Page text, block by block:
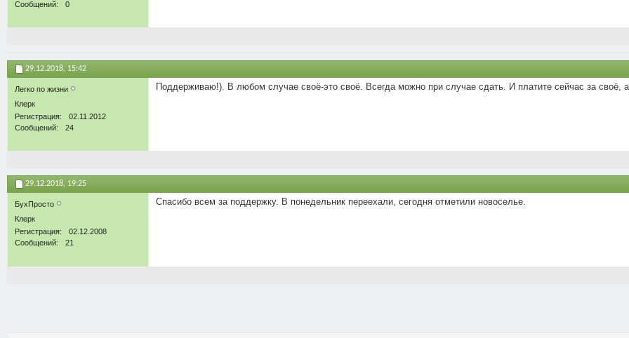
Сообщений
0
29.12.2018, 15:42
Легко по жизни
Клерк
Регистрация
02.11.2012
Сообщений
24
Поддерживаю!). В любом случае своё-это своё. Всегда можно при случае сдать. И платите сейчас за своё,
29.12.2018, 19:25
БухПросто
Клерк
Регистрация
02.12.2008
Сообщений
21
Спасибо всем за поддержку. В понедельник переехали, сегодня отметили новоселье.